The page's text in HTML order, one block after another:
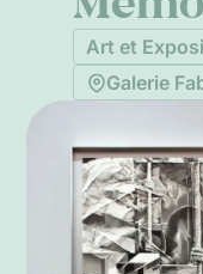
Art et
Galerie